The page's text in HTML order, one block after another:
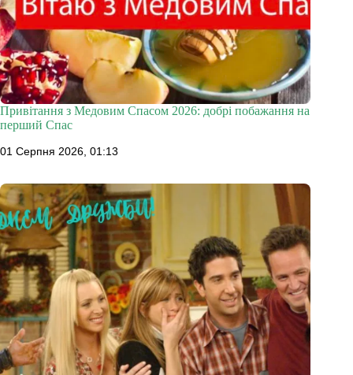
Привітання з Медовим Спасом 2026: добрі побажання на
перший Спас
01 Серпня 2026, 01:13